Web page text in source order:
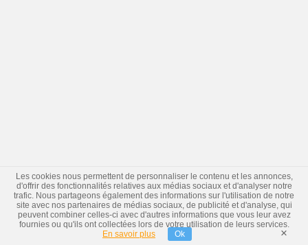
Les cookies nous permettent de personnaliser le contenu et les annonces,
d'offrir des fonctionnalités relatives aux médias sociaux et d'analyser notre
trafic. Nous partageons également des informations sur l'utilisation de notre
site avec nos partenaires de médias sociaux, de publicité et d'analyse, qui
peuvent combiner celles-ci avec d'autres informations que vous leur avez
fournies ou qu'ils ont collectées lors de votre utilisation de leurs services.
En savoir plus
Ok ×